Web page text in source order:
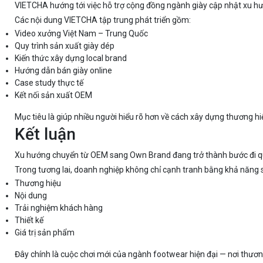
VIETCHA hướng tới việc hỗ trợ cộng đồng ngành giày cập nhật xu
Các nội dung VIETCHA tập trung phát triển gồm:
Video xưởng Việt Nam – Trung Quốc
Quy trình sản xuất giày dép
Kiến thức xây dựng local brand
Hướng dẫn bán giày online
Case study thực tế
Kết nối sản xuất OEM
Mục tiêu là giúp nhiều người hiểu rõ hơn về cách xây dựng thương
Kết luận
Xu hướng chuyển từ OEM sang Own Brand đang trở thành bước đi
Trong tương lai, doanh nghiệp không chỉ cạnh tranh bằng khả
Thương hiệu
Nội dung
Trải nghiệm khách hàng
Thiết kế
Giá trị sản phẩm
Đây chính là cuộc chơi mới của ngành footwear hiện đại — nơi